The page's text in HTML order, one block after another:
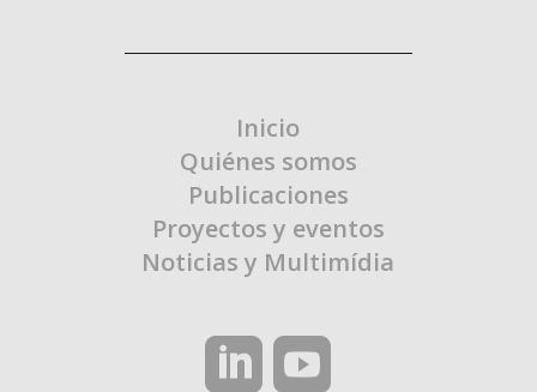
Inicio
Quiénes somos
Publicaciones
Proyectos y eventos
Noticias y Multimídia